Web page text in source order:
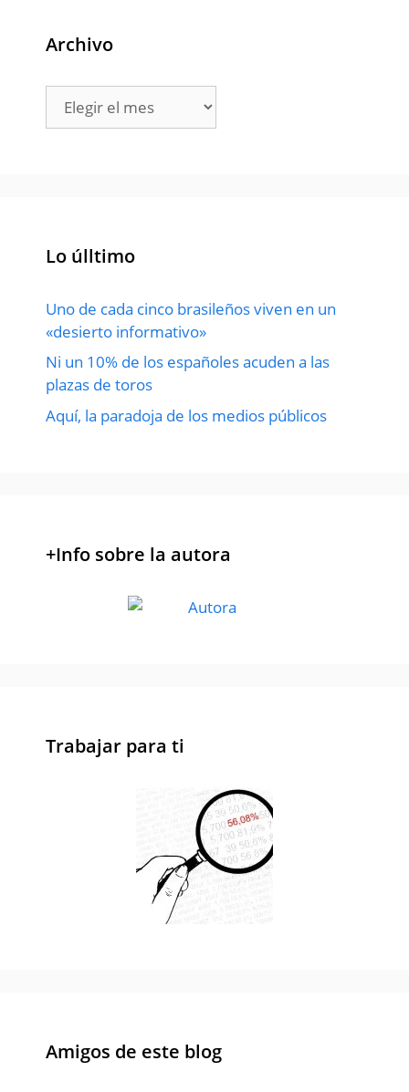
Archivo
Archivo
Lo úlltimo
Uno de cada cinco brasileños viven en un
«desierto informativo»
Ni un 10% de los españoles acuden a las
plazas de toros
Aquí, la paradoja de los medios públicos
+Info sobre la autora
Trabajar para ti
Amigos de este blog